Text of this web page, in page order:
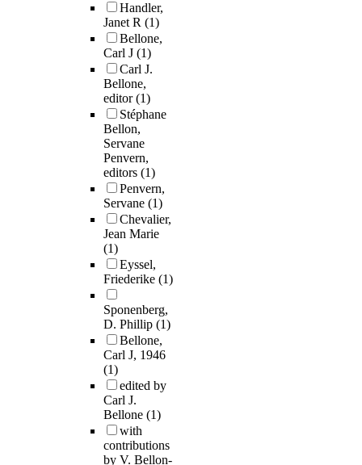
Handler,
Janet R (1)
Bellone,
Carl J (1)
Carl J.
Bellone,
editor(1)
Stéphane
Bellon,
Servane
Penvern,
editors (1)
Penvern,
Servane (1)
Chevalier,
Jean Marie
(1)
Eyssel,
Friederike (1)
Sponenberg,
D. Phillip (1)
Bellone,
Carl J, 1946
(1)
edited by
Carl J.
Bellone (1)
with
contributions
by V. Bellon-